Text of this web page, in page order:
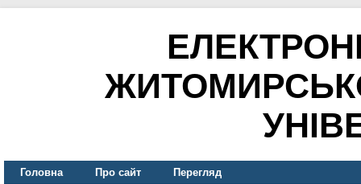
Головна Про сайт Перегляд